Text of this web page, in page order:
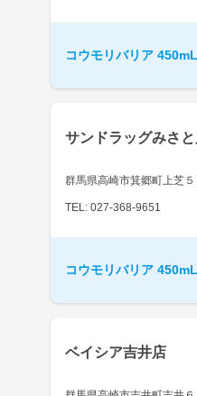
コウモリバリア 450mL
サンドラッグみさ
群馬県高崎市箕郷町上芝５
TEL: 027-368-9651
コウモリバリア 450mL
ベイシア吉井店